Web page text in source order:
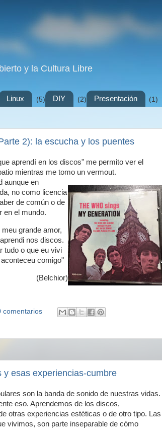
y la Cultura Libre
Linux (5) DIY (2) Presentación (1)
2): la escucha y los puentes
aprendí en los discos" me permito ver el
mientras me tomo un vermout.
aunque en
no como licencia
de común o de
en el mundo.
meu grande amor,
nos discos.
tudo o que eu vivi
comigo"
(Belchior)
comentarios
esas experiencias-cumbre
son la banda de sonido de nuestras vidas.
eso. Aprendemos de los discos,
otras experiencias estéticas o de otro tipo. Las
vivimos, son parte inseparable de cómo